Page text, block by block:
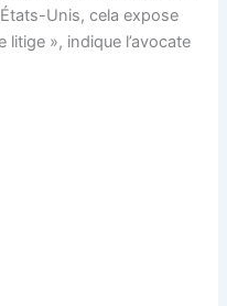
Unis, cela expose
litige », indique l’avocate